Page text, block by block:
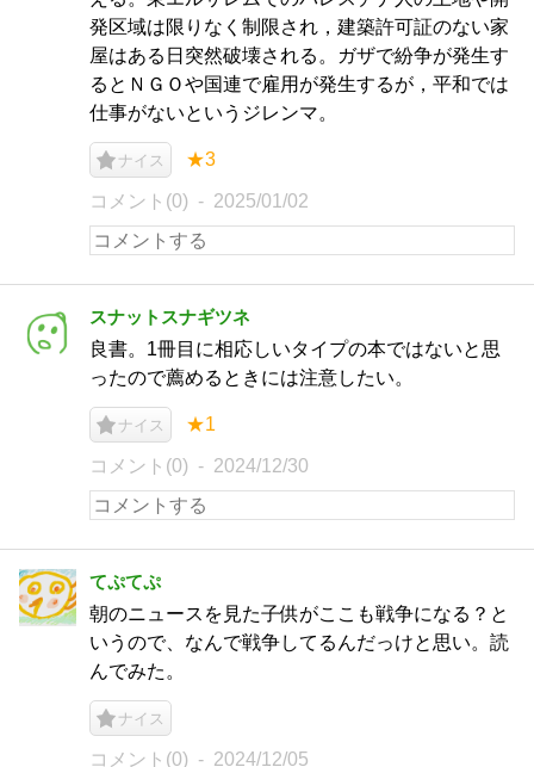
発区域は限りなく制限され，建築許可証のない家
屋はある日突然破壊される。ガザで紛争が発生す
るとＮＧＯや国連で雇用が発生するが，平和では
仕事がないというジレンマ。
ナイス ★3
コメント(0) 2025/01/02
スナットスナギツネ
良書。1冊目に相応しいタイプの本ではないと思
ったので薦めるときには注意したい。
ナイス ★1
コメント(0) 2024/12/30
てぷてぷ
朝のニュースを見た子供がここも戦争になる？と
いうので、なんで戦争してるんだっけと思い。読
んでみた。
ナイス
コメント(0) 2024/12/05